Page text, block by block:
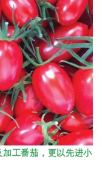
工番茄，更以先进小